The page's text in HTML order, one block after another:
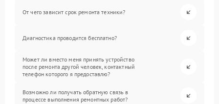
От чего зависит срок ремонта техники?
Диагностика проводится бесплатно?
Может ли вместо меня принять устройство
после ремонта другой человек, контактный
телефон которого я предоставлю?
Возможно ли получать обратную связь в
процессе выполнения ремонтных работ?